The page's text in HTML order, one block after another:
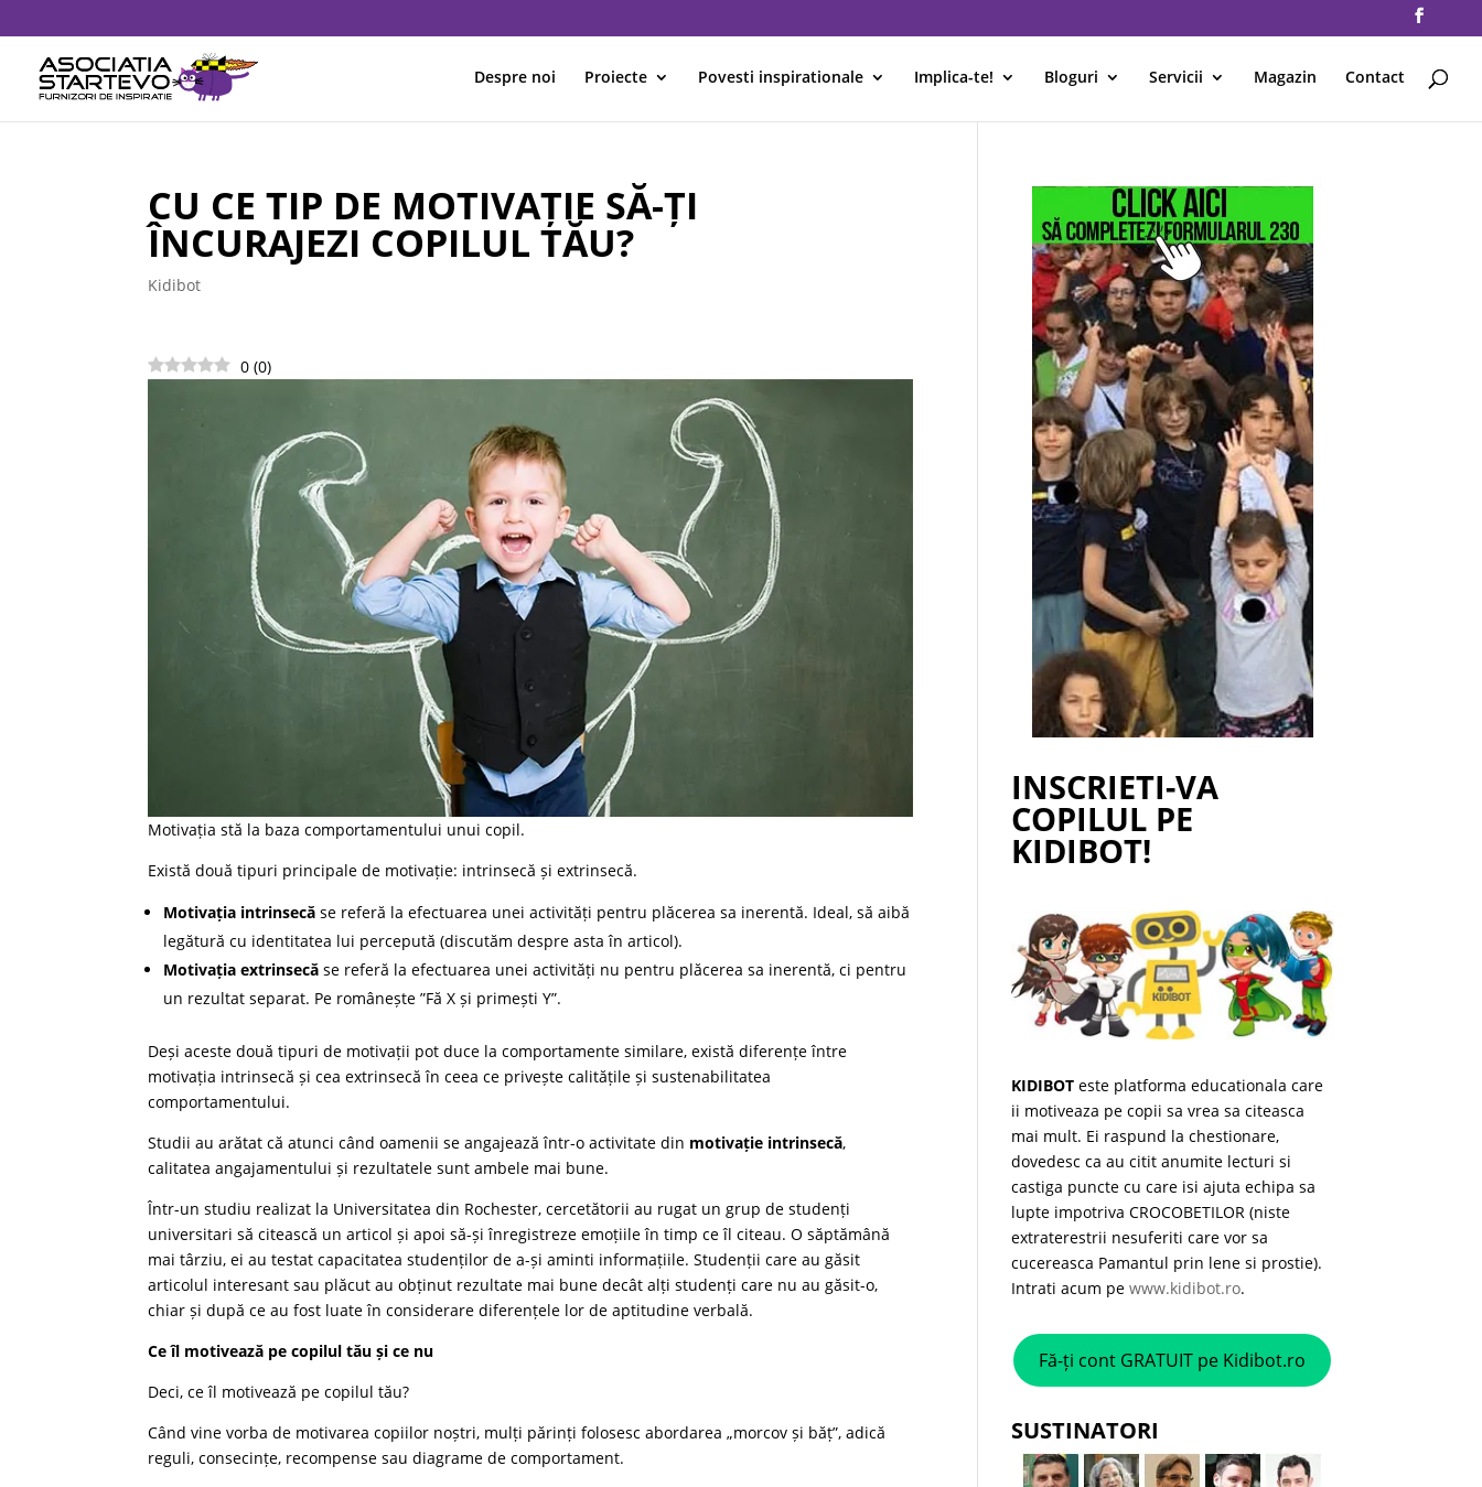
Despre noi Proiecte Povesti inspirationale Implica-te! Bloguri Servicii Magazin Contact
CU CE TIP DE MOTIVAȚIE SĂ-ȚI
ÎNCURAJEZI COPILUL TĂU?
Kidibot
0 (0)
Motivația stă la baza comportamentului unui copil.
Există două tipuri principale de motivație: intrinsecă și extrinsecă.
Motivația intrinsecă se referă la efectuarea unei activități pentru plăcerea sa inerentă. Ideal, să aibă
legătură cu identitatea lui percepută (discutăm despre asta în articol).
Motivația extrinsecă se referă la efectuarea unei activități nu pentru plăcerea sa inerentă, ci pentru
un rezultat separat. Pe românește ”Fă X și primești Y”.
Deși aceste două tipuri de motivații pot duce la comportamente similare, există diferențe între
motivația intrinsecă și cea extrinsecă în ceea ce privește calitățile și sustenabilitatea
comportamentului.
Studii au arătat că atunci când oamenii se angajează într-o activitate din motivație intrinsecă,
calitatea angajamentului și rezultatele sunt ambele mai bune.
Într-un studiu realizat la Universitatea din Rochester, cercetătorii au rugat un grup de studenți
universitari să citească un articol și apoi să-și înregistreze emoțiile în timp ce îl citeau. O săptămână
mai târziu, ei au testat capacitatea studenților de a-și aminti informațiile. Studenții care au găsit
articolul interesant sau plăcut au obținut rezultate mai bune decât alți studenți care nu au găsit-o,
chiar și după ce au fost luate în considerare diferențele lor de aptitudine verbală.
Ce îl motivează pe copilul tău și ce nu
Deci, ce îl motivează pe copilul tău?
Când vine vorba de motivarea copiilor noștri, mulți părinți folosesc abordarea „morcov și băț”, adică
reguli, consecințe, recompense sau diagrame de comportament.
INSCRIETI-VA
COPILUL PE
KIDIBOT!
KIDIBOT este platforma educationala care
ii motiveaza pe copii sa vrea sa citeasca
mai mult. Ei raspund la chestionare,
dovedesc ca au citit anumite lecturi si
castiga puncte cu care isi ajuta echipa sa
lupte impotriva CROCOBETILOR (niste
extraterestrii nesuferiti care vor sa
cucereasca Pamantul prin lene si prostie).
Intrati acum pewww.kidibot.ro.
Fă-ți cont GRATUIT pe Kidibot.ro
SUSTINATORI